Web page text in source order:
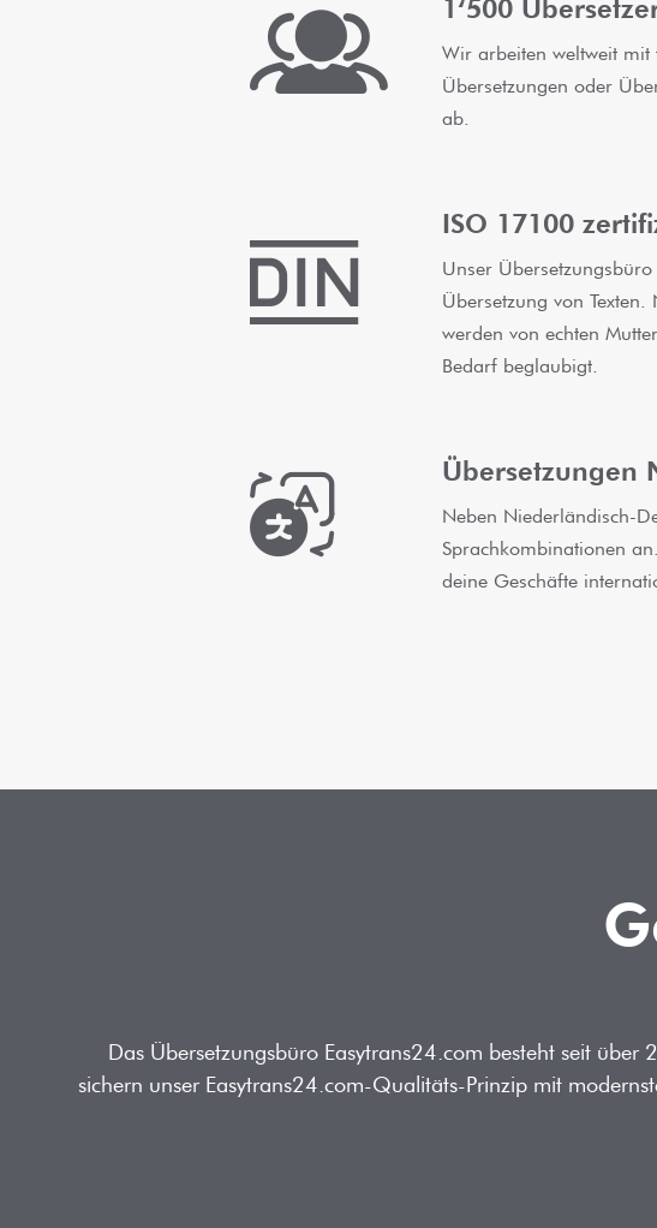
1‘500
Wir arbeiten weltweit
Übersetzungen oder
ab.
ISO 17100
Unser
Übersetzung von
werden von echten
Bedarf beglaubigt.
Übersetzungen
Neben Niederländisch-
Sprachkombinationen
deine Geschäfte
Das Übersetzungsbüro Easytrans24.com besteht seit
sichern unser Easytrans24.com-Qualitäts-Prinzip mit